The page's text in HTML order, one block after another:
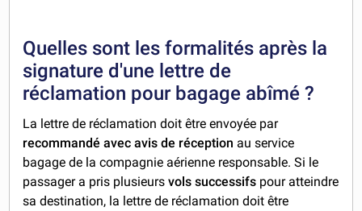
Quelles sont les formalités après la
signature d'une lettre de
réclamation pour bagage abîmé ?
La lettre de réclamation doit être envoyée par
recommandé avec avis de réception au service
bagage de la compagnie aérienne responsable. Si le
passager a pris plusieurs vols successifs pour atteindre
sa destination, la lettre de réclamation doit être